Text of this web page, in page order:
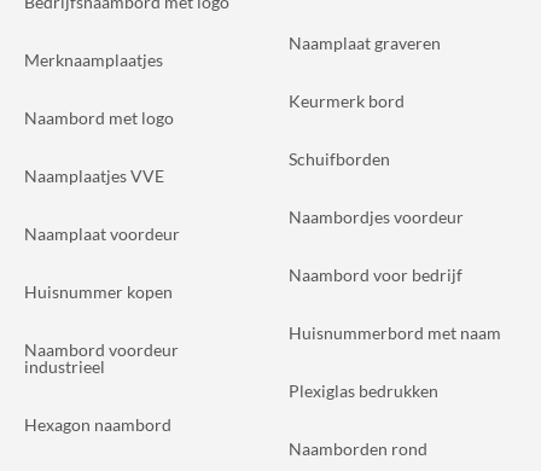
Merknaamplaatjes
Naambord met logo
Naamplaatjes VVE
Naamplaat voordeur
Huisnummer kopen
Naambord voordeur
industrieel
Hexagon naambord
Naamplaat graveren
Keurmerk bord
Schuifborden
Naambordjes voordeur
Naambord voor bedrijf
Huisnummerbord met naam
Plexiglas bedrukken
Naamborden rond